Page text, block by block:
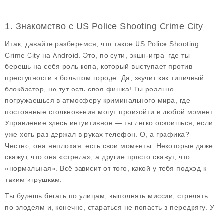
1. Знакомство с US Police Shooting Crime City
Итак, давайте разберемся, что такое US Police Shooting
Crime City на Android. Это, по сути, экшн-игра, где ты
берешь на себя роль копа, который выступает против
преступности в большом городе. Да, звучит как типичный
блокбастер, но тут есть своя фишка! Ты реально
погружаешься в атмосферу криминального мира, где
постоянные столкновения могут произойти в любой момент.
Управление здесь интуитивное — ты легко освоишься, если
уже хоть раз держал в руках телефон. О, а графика?
Честно, она неплохая, есть свои моменты. Некоторые даже
скажут, что она «стрела», а другие просто скажут, что
«нормальная». Всё зависит от того, какой у тебя подход к
таким игрушкам.
Ты будешь бегать по улицам, выполнять миссии, стрелять
по злодеям и, конечно, стараться не попасть в передрягу. У